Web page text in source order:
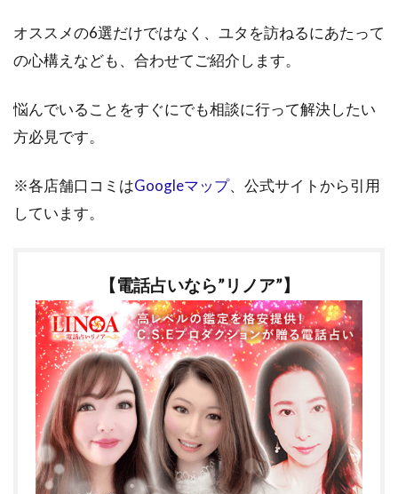
オススメの6選だけではなく、ユタを訪ねるにあたって
の心構えなども、合わせてご紹介します。
悩んでいることをすぐにでも相談に行って解決したい
方必見です。
※各店舗口コミはGoogleマップ、公式サイトから引用
しています。
【電話占いなら”リノア”】